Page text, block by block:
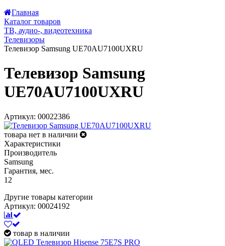
Главная
Каталог товаров
ТВ, аудио-, видеотехника
Телевизоры
Телевизор Samsung UE70AU7100UXRU
Телевизор Samsung
UE70AU7100UXRU
Артикул: 00022386
товара нет в наличии
Характеристики
Производитель
Samsung
Гарантия, мес.
12
Другие товары категории
Артикул: 00024192
товар в наличии